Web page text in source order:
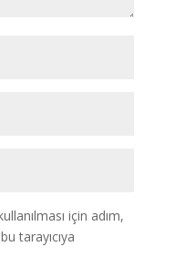
için adım,
tarayıcıya